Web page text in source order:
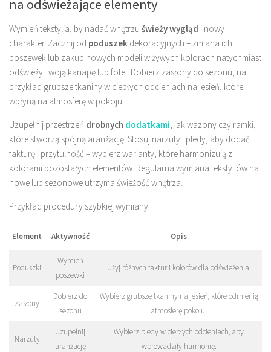
na odświeżające elementy
Wymień tekstylia, by nadać wnętrzu świeży wygląd i nowy
charakter. Zacznij od poduszek dekoracyjnych – zmiana ich
poszewek lub zakup nowych modeli w żywych kolorach natychmiast
odświeży Twoją kanapę lub fotel. Dobierz zasłony do sezonu, na
przykład grubsze tkaniny w ciepłych odcieniach na jesień, które
wpłyną na atmosferę w pokoju.
Uzupełnij przestrzeń drobnych dodatkami , jak wazony czy ramki,
które stworzą spójną aranżację. Stosuj narzuty i pledy, aby dodać
fakturę i przytulność – wybierz warianty, które harmonizują z
kolorami pozostałych elementów. Regularna wymiana tekstyliów na
nowe lub sezonowe utrzyma świeżość wnętrza.
Przykład procedury szybkiej wymiany:
Element Aktywność Opis
Poduszki
Wymień
poszewki
Użyj różnych faktur i kolorów dla odświeżenia.
Zasłony
Dobierz do
sezonu
Wybierz grubsze tkaniny na jesień, które odmienią
atmosferę pokoju.
Narzuty
Uzupełnij
aranżację
Wybierz pledy w ciepłych odcieniach, aby
wprowadziły harmonię.